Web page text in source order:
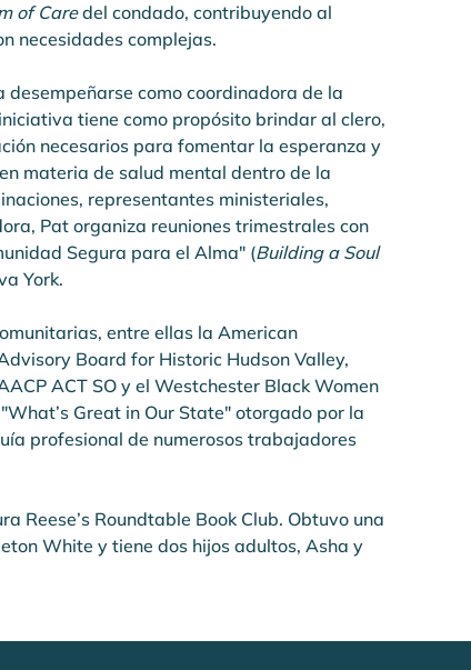
of Care del condado, contribuyendo al
necesidades complejas.
como coordinadora de la
tiene como propósito brindar al clero,
necesarios para fomentar la esperanza y
materia de salud mental dentro de la
representantes ministeriales,
Pat organiza reuniones trimestrales con
Segura para el Alma" (Building a Soul
York.
entre ellas la American
Board for Historic Hudson Valley,
ACT SO y el Westchester Black Women
Great in Our State" otorgado por la
profesional de numerosos trabajadores
Reese’s Roundtable Book Club. Obtuvo una
White y tiene dos hijos adultos, Asha y